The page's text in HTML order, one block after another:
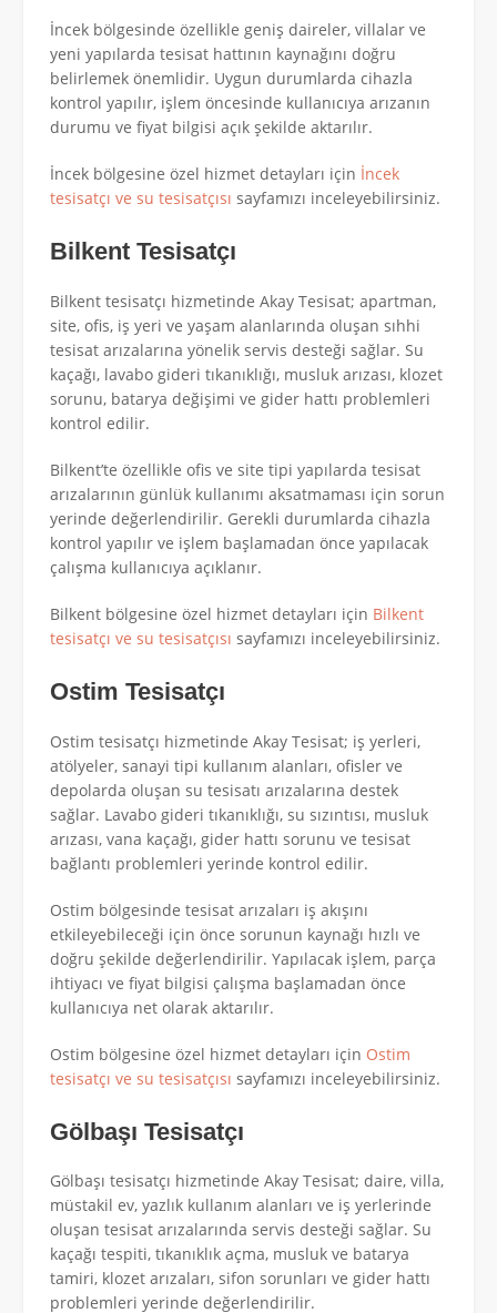
İncek bölgesinde özellikle geniş daireler, villalar ve
yeni yapılarda tesisat hattının kaynağını doğru
belirlemek önemlidir. Uygun durumlarda cihazla
kontrol yapılır, işlem öncesinde kullanıcıya arızanın
durumu ve fiyat bilgisi açık şekilde aktarılır.
İncek bölgesine özel hizmet detayları için İncek
tesisatçı ve su tesisatçısı sayfamızı inceleyebilirsiniz.
Bilkent Tesisatçı
Bilkent tesisatçı hizmetinde Akay Tesisat; apartman,
site, ofis, iş yeri ve yaşam alanlarında oluşan sıhhi
tesisat arızalarına yönelik servis desteği sağlar. Su
kaçağı, lavabo gideri tıkanıklığı, musluk arızası, klozet
sorunu, batarya değişimi ve gider hattı problemleri
kontrol edilir.
Bilkent’te özellikle ofis ve site tipi yapılarda tesisat
arızalarının günlük kullanımı aksatmaması için sorun
yerinde değerlendirilir. Gerekli durumlarda cihazla
kontrol yapılır ve işlem başlamadan önce yapılacak
çalışma kullanıcıya açıklanır.
Bilkent bölgesine özel hizmet detayları için Bilkent
tesisatçı ve su tesisatçısı sayfamızı inceleyebilirsiniz.
Ostim Tesisatçı
Ostim tesisatçı hizmetinde Akay Tesisat; iş yerleri,
atölyeler, sanayi tipi kullanım alanları, ofisler ve
depolarda oluşan su tesisatı arızalarına destek
sağlar. Lavabo gideri tıkanıklığı, su sızıntısı, musluk
arızası, vana kaçağı, gider hattı sorunu ve tesisat
bağlantı problemleri yerinde kontrol edilir.
Ostim bölgesinde tesisat arızaları iş akışını
etkileyebileceği için önce sorunun kaynağı hızlı ve
doğru şekilde değerlendirilir. Yapılacak işlem, parça
ihtiyacı ve fiyat bilgisi çalışma başlamadan önce
kullanıcıya net olarak aktarılır.
Ostim bölgesine özel hizmet detayları için Ostim
tesisatçı ve su tesisatçısı sayfamızı inceleyebilirsiniz.
Gölbaşı Tesisatçı
Gölbaşı tesisatçı hizmetinde Akay Tesisat; daire, villa,
müstakil ev, yazlık kullanım alanları ve iş yerlerinde
oluşan tesisat arızalarında servis desteği sağlar. Su
kaçağı tespiti, tıkanıklık açma, musluk ve batarya
tamiri, klozet arızaları, sifon sorunları ve gider hattı
problemleri yerinde değerlendirilir.